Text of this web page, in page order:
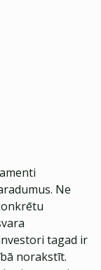
Ne
tagad ir
norakstīt.